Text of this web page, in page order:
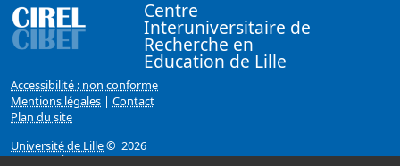
Centre
Interuniversitaire de
Recherche en
Education de Lille
Accessibilité : non conforme
Mentions légales | Contact
Plan du site
Université de Lille© 2026
Page mise à jour le 07/02/2018 (13:06)